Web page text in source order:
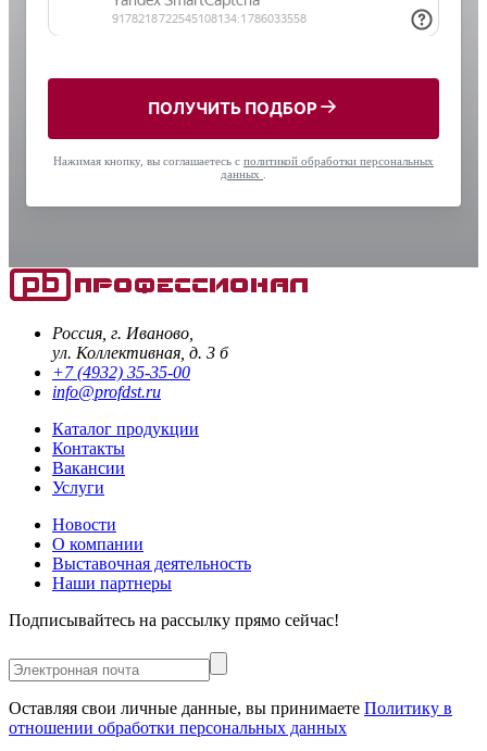
ПОЛУЧИТЬ ПОДБОР
Нажимая кнопку, вы соглашаетесь с политикой обработки персональных
данных
Россия, г. Иваново,
ул. Коллективная, д. 3 б
+7 (4932) 35-35-00
info@profdst.ru
Каталог продукции
Контакты
Вакансии
Услуги
Новости
О компании
Выставочная деятельность
Наши партнеры
Подписывайтесь на рассылку прямо сейчас!
Оставляя свои личные данные, вы принимаете Политику в
отношении обработки персональных данных